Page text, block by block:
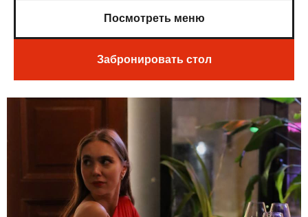
Посмотреть меню
Забронировать стол